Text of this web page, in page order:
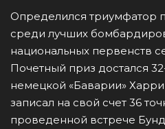
Определился триумфатор
среди лучших
национальных первенств
Почетный приз достался
немецкой «Баварии»
записал на свой счет 36
проведенной встрече